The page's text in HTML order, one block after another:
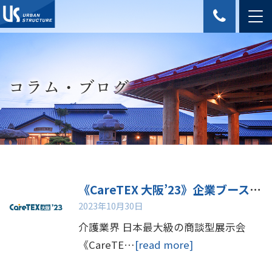
コラム・ブログ
《CareTEX 大阪’23》企業ブース出展・セミナー講演のお知らせ
2023年10月30日
介護業界 日本最大級の商談型展示会
《CareTE…[read more]